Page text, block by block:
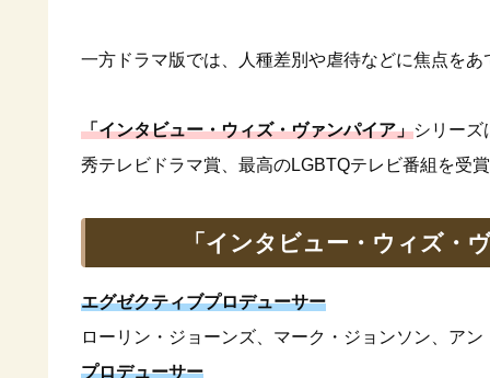
一方ドラマ版では、人種差別や虐待などに焦点をあ
「インタビュー・ウィズ・ヴァンパイア」シリーズ
秀テレビドラマ賞、最高のLGBTQテレビ番組を受賞
「インタビュー・ウィズ・
エグゼクティブプロデューサー
ローリン・ジョーンズ、マーク・ジョンソン、ア
プロデューサー